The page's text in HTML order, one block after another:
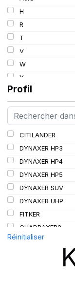
109/106
110/108
112A8/109B
114/111
115/113
116/113
116/114
127/127
144/141
H
R
T
V
W
Y
Profil
CITILANDER
DYNAXER HP3
DYNAXER HP4
DYNAXER HP5
DYNAXER SUV
DYNAXER UHP
FITKER
QUADRAXER2
SUP 8L
Réinitialiser